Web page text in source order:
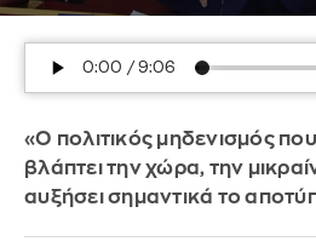
«Ο πολιτικός μηδενισμός
βλάπτει την χώρα, την
αυξήσει σημαντικά το